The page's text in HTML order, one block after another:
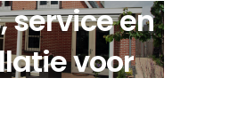
service en
voor